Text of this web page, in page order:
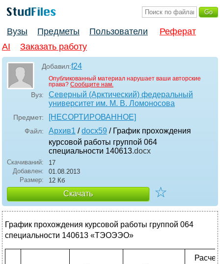
Вузы Предметы Пользователи
Реферат
AI
Заказать работу
Добавил:f24
Опубликованный материал нарушает ваши авторские
права? Сообщите нам.
Вуз:
Северный (Арктический) федеральный
университет им. М. В. Ломоносова
Предмет: [НЕСОРТИРОВАННОЕ]
Файл: Архив1 /docx59 / График прохождения
курсовой работы группой 064
специальности 140613.docx
Скачиваний:
17
Добавлен:
01.08.2013
Размер:
12 Кб
Скачать ☆
График прохождения курсовой работы группой 064
специальности 140613 «ТЭОЭЭО»
Расчет